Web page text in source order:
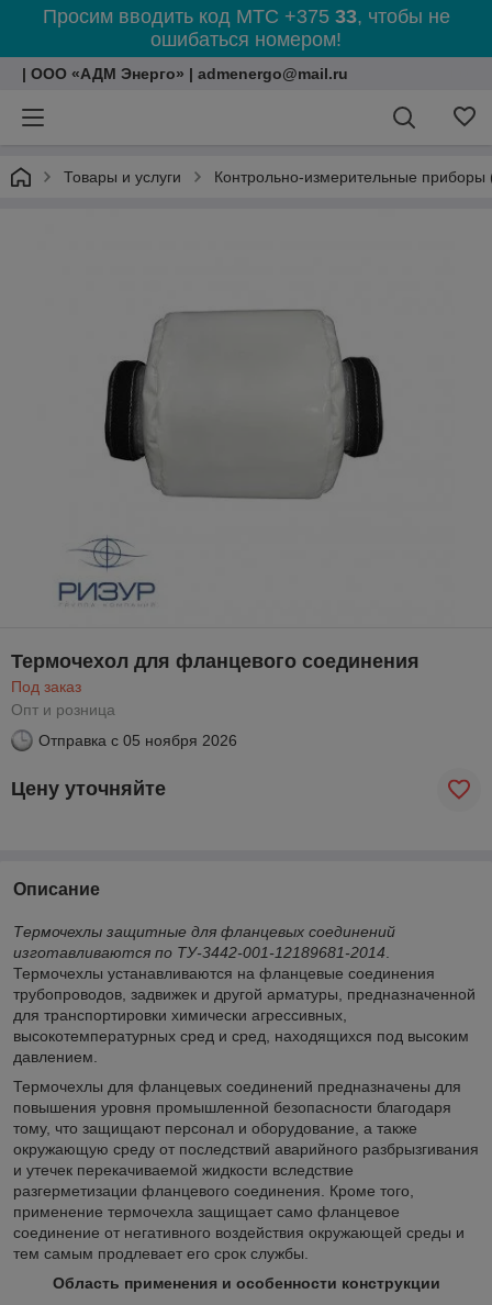
Просим вводить код МТС +375 33, чтобы не
ошибаться номером!
| ООО «АДМ Энерго» | admenergo@mail.ru
Товары и услуги Контрольно-измерительные
Термочехол для фланцевого соединения
Под заказ
Опт и розница
Отправка с 05 ноября 2026
Цену уточняйте
Описание
Термочехлы защитные для фланцевых соединений
изготавливаются по ТУ-3442-001-12189681-2014
Термочехлы устанавливаются на фланцевые соединения
трубопроводов, задвижек и другой арматуры, предназначенной
для транспортировки химически агрессивных,
высокотемпературных сред и сред, находящихся под высоким
давлением.
Термочехлы для фланцевых соединений предназначены для
повышения уровня промышленной безопасности благодаря
тому, что защищают персонал и оборудование, а также
окружающую среду от последствий аварийного разбрызгивания
и утечек перекачиваемой жидкости вследствие
разгерметизации фланцевого соединения. Кроме того,
применение термочехла защищает само фланцевое
соединение от негативного воздействия окружающей среды и
тем самым продлевает его срок службы.
Область применения и особенности конструкции